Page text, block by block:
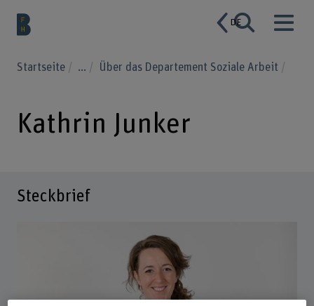
DE
Startseite ... Über das Departement Soziale Arbeit
Kathrin Junker
Steckbrief